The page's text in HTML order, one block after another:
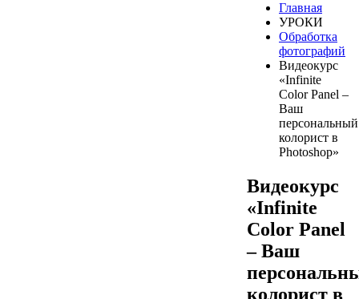
Главная
УРОКИ
Обработка
фотографий
Видеокурс
«Infinite
Color Panel –
Ваш
персональный
колорист в
Photoshop»
Видеокурс
«Infinite
Color Panel
– Ваш
колорист в